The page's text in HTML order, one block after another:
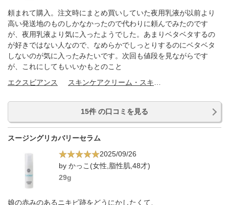
頼まれて購入。注文時にまとめ買いしていた夜用乳液が以前より
高い発送地のものしかなかったので代わりに頼んでみたのです
が、夜用乳液より気に入ったようでした。あまりベタベタするの
が好きではない人なので、なめらかでしっとりするのにベタベタ
しないのが気に入ったみたいです。次回も値段を見ながらです
が、これにしてもいいかもとのこと
エクスビアンス
15件 の口コミを見る
スージングリカバリーセラム
2025/09/26
by かっこ(女性,脂性肌,48才)
29g
娘の赤みのあるニキビ跡をどうにかしたくて、